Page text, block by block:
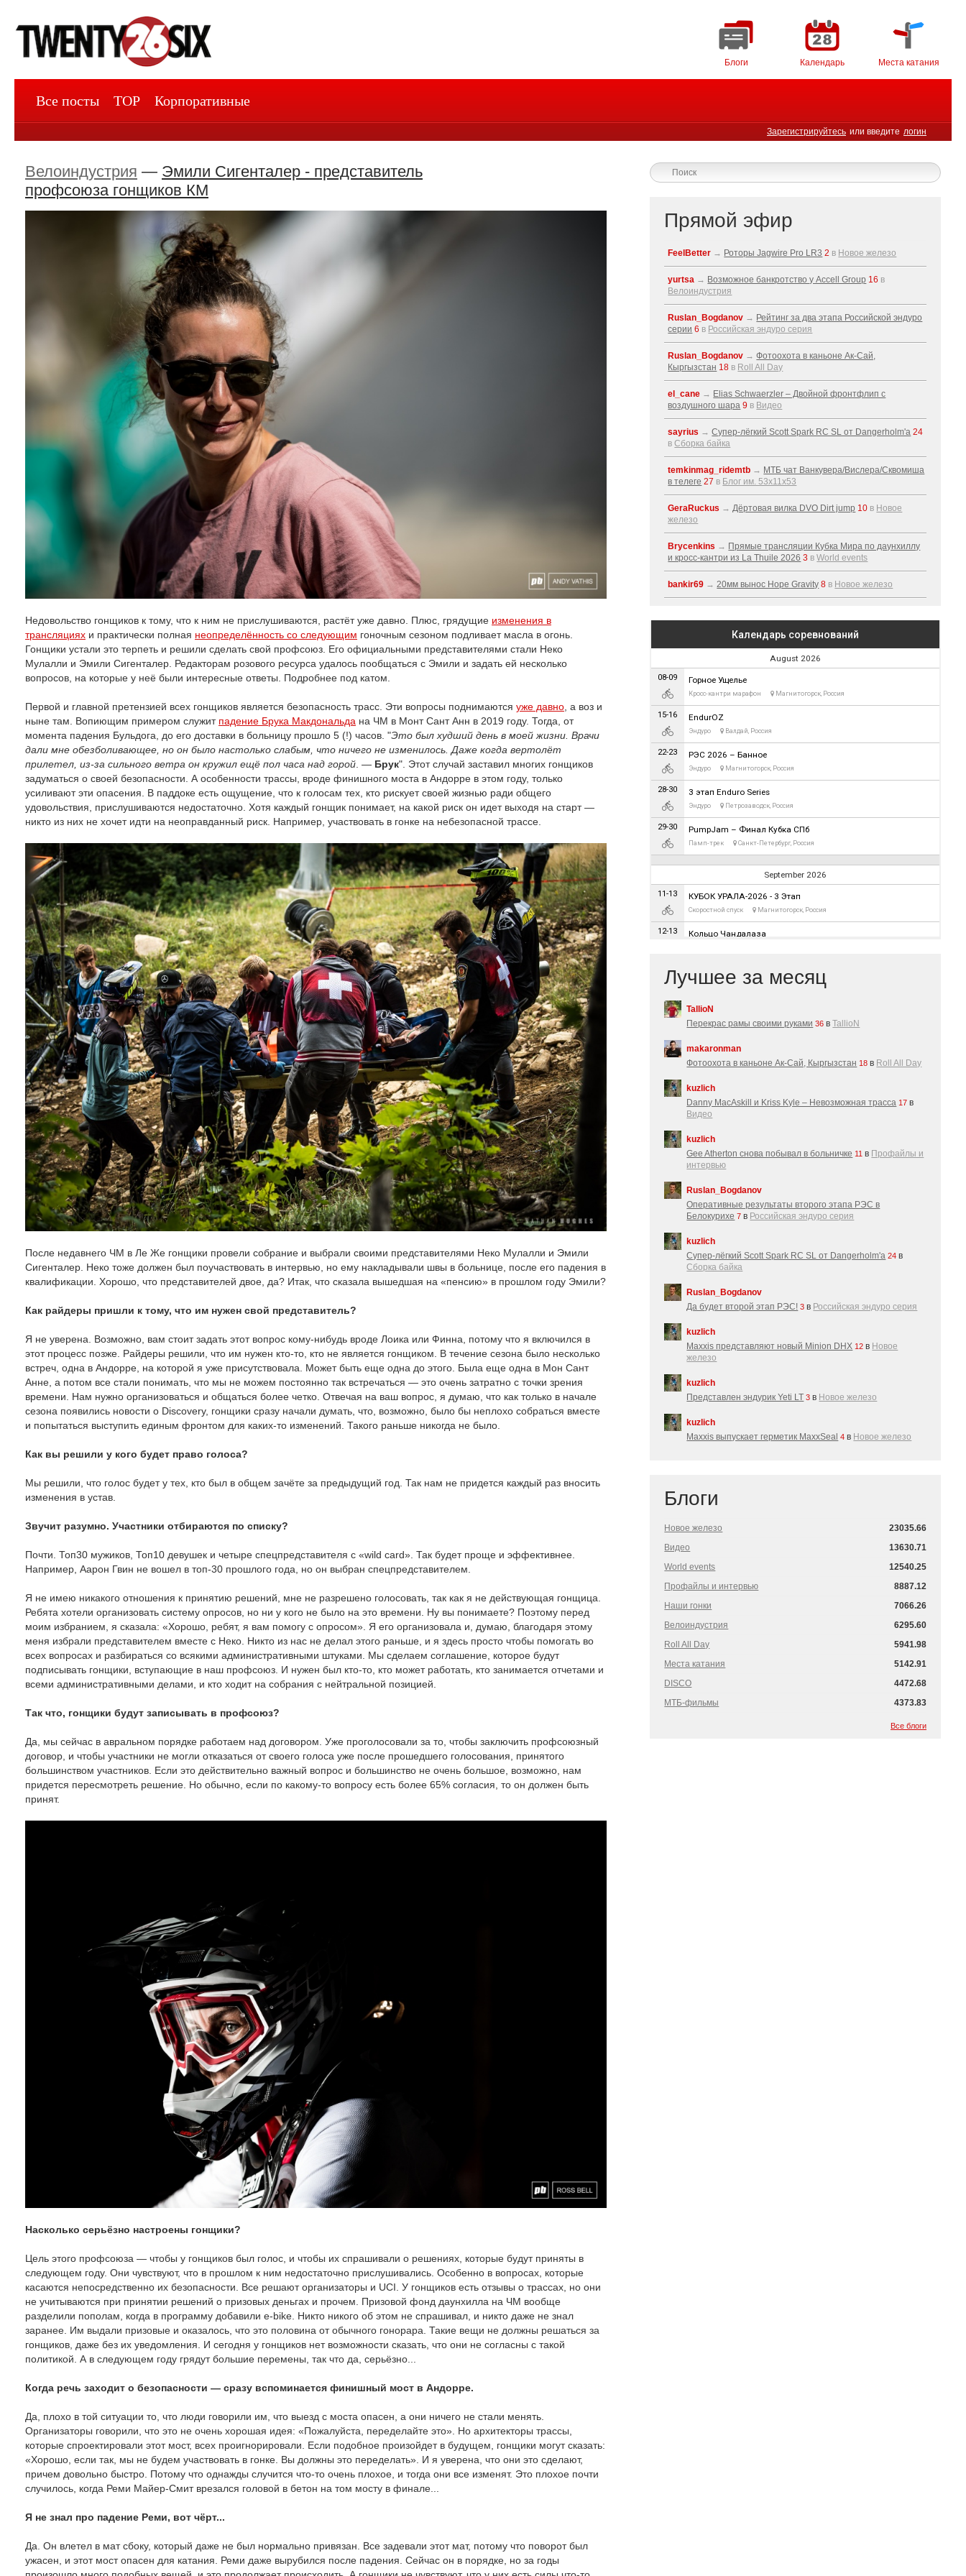
Блоги Календарь Места катания
Зарегистрируйтесь или введите логин
Все посты TOP Корпоративные
Велоиндустрия — Эмили Сигенталер - представитель
профсоюза гонщиков КМ
Недовольство гонщиков к тому, что к ним не прислушиваются, растёт уже давно. Плюс, грядущие изменения в
трансляциях и практически полная неопределённость со следующим гоночным сезоном подливает масла в огонь.
Гонщики устали это терпеть и решили сделать свой профсоюз. Его официальными представителями стали Неко
Мулалли и Эмили Сигенталер. Редакторам розового ресурса удалось пообщаться с Эмили и задать ей несколько
вопросов, на которые у неё были интересные ответы. Подробнее под катом.
Первой и главной претензией всех гонщиков является безопасность трасс. Эти вопросы поднимаются уже давно , а воз и
ныне там. Вопиющим примером служит падение Брука Макдональда на ЧМ в Монт Сант Анн в 2019 году. Тогда, от
момента падения Бульдога, до его доставки в больницу прошло 5 (!) часов. "Это был худший день в моей жизни. Врачи
дали мне обезболивающее, но он было настолько слабым, что ничего не изменилось. Даже когда вертолёт
прилетел, из-за сильного ветра он кружил ещё пол часа над горой . — Брук". Этот случай заставил многих гонщиков
задуматься о своей безопасности. А особенности трассы, вроде финишного моста в Андорре в этом году, только
усиливают эти опасения. В паддоке есть ощущение, что к голосам тех, кто рискует своей жизнью ради общего
удовольствия, прислушиваются недостаточно. Хотя каждый гонщик понимает, на какой риск он идет выходя на старт —
никто из них не хочет идти на неоправданный риск. Например, участвовать в гонке на небезопасной трассе.
После недавнего ЧМ в Ле Же гонщики провели собрание и выбрали своими представителями Неко Мулалли и Эмили
Сигенталер. Неко тоже должен был поучаствовать в интервью, но ему накладывали швы в больнице, после его падения в
квалификации. Хорошо, что представителей двое, да? Итак, что сказала вышедшая на «пенсию» в прошлом году Эмили?
Как райдеры пришли к тому, что им нужен свой представитель?
Я не уверена. Возможно, вам стоит задать этот вопрос кому-нибудь вроде Лоика или Финна, потому что я включился в
этот процесс позже. Райдеры решили, что им нужен кто-то, кто не является гонщиком. В течение сезона было несколько
встреч, одна в Андорре, на которой я уже присутствовала. Может быть еще одна до этого. Была еще одна в Мон Сант
Анне, а потом все стали понимать, что мы не можем постоянно так встречаться — это очень затратно с точки зрения
времени. Нам нужно организоваться и общаться более четко. Отвечая на ваш вопрос, я думаю, что как только в начале
сезона появились новости о Discovery, гонщики сразу начали думать, что, возможно, было бы неплохо собраться вместе
и попытаться выступить единым фронтом для каких-то изменений. Такого раньше никогда не было.
Как вы решили у кого будет право голоса?
Мы решили, что голос будет у тех, кто был в общем зачёте за предыдущий год. Так нам не придется каждый раз вносить
изменения в устав.
Звучит разумно. Участники отбираются по списку?
Почти. Топ30 мужиков, Топ10 девушек и четыре спецпредставителя с «wild card». Так будет проще и эффективнее.
Например, Аарон Гвин не вошел в топ-30 прошлого года, но он выбран спецпредставителем.
Я не имею никакого отношения к принятию решений, мне не разрешено голосовать, так как я не действующая гонщица.
Ребята хотели организовать систему опросов, но ни у кого не было на это времени. Ну вы понимаете? Поэтому перед
моим избранием, я сказала: «Хорошо, ребят, я вам помогу с опросом». Я его организовала и, думаю, благодаря этому
меня избрали представителем вместе с Неко. Никто из нас не делал этого раньше, и я здесь просто чтобы помогать во
всех вопросах и разбираться со всякими административными штуками. Мы сделаем соглашение, которое будут
подписывать гонщики, вступающие в наш профсоюз. И нужен был кто-то, кто может работать, кто занимается отчетами и
всеми административными делами, и кто ходит на собрания с нейтральной позицией.
Так что, гонщики будут записывать в профсоюз?
Да, мы сейчас в авральном порядке работаем над договором. Уже проголосовали за то, чтобы заключить профсоюзный
договор, и чтобы участники не могли отказаться от своего голоса уже после прошедшего голосования, принятого
большинством участников. Если это действительно важный вопрос и большинство не очень большое, возможно, нам
придется пересмотреть решение. Но обычно, если по какому-то вопросу есть более 65% согласия, то он должен быть
принят.
Насколько серьёзно настроены гонщики?
Цель этого профсоюза — чтобы у гонщиков был голос, и чтобы их спрашивали о решениях, которые будут приняты в
следующем году. Они чувствуют, что в прошлом к ним недостаточно прислушивались. Особенно в вопросах, которые
касаются непосредственно их безопасности. Все решают организаторы и UCI. У гонщиков есть отзывы о трассах, но они
не учитываются при принятии решений о призовых деньгах и прочем. Призовой фонд даунхилла на ЧМ вообще
разделили пополам, когда в программу добавили e-bike. Никто никого об этом не спрашивал, и никто даже не знал
заранее. Им выдали призовые и оказалось, что это половина от обычного гонорара. Такие вещи не должны решаться за
гонщиков, даже без их уведомления. И сегодня у гонщиков нет возможности сказать, что они не согласны с такой
политикой. А в следующем году грядут большие перемены, так что да, серьёзно...
Когда речь заходит о безопасности — сразу вспоминается финишный мост в Андорре.
Да, плохо в той ситуации то, что люди говорили им, что выезд с моста опасен, а они ничего не стали менять.
Организаторы говорили, что это не очень хорошая идея: «Пожалуйста, переделайте это». Но архитекторы трассы,
которые спроектировали этот мост, всех проигнорировали. Если подобное произойдет в будущем, гонщики могут сказать:
«Хорошо, если так, мы не будем участвовать в гонке. Вы должны это переделать». И я уверена, что они это сделают,
причем довольно быстро. Потому что однажды случится что-то очень плохое, и тогда они все изменят. Это плохое почти
случилось, когда Реми Майер-Смит врезался головой в бетон на том мосту в финале...
Я не знал про падение Реми, вот чёрт...
Да. Он влетел в мат сбоку, который даже не был нормально привязан. Все задевали этот мат, потому что поворот был
ужасен, и этот мост опасен для катания. Реми даже вырубился после падения. Сейчас он в порядке, но за годы
Прямой эфир
FeelBetter → Роторы Jagwire Pro LR3 2 в Новое железо
yurtsa → Возможное банкротство у Accell Group 16 в
Велоиндустрия
Ruslan_Bogdanov → Рейтинг за два этапа Российской эндуро
серии 6 в Российская эндуро серия
Ruslan_Bogdanov →Фотоохота в каньоне Ак-Cай,
Кыргызстан 18 в Roll All Day
el_cane → Elias Schwaerzler – Двойной фронтфлип с
воздушного шара 9 в Видео
sayrius →Супер-лёгкий Scott Spark RC SL от Dangerholm'a 24
вСборка байка
temkinmag_ridemtb → МТБ чат Ванкувера/Вислера/Сквомиша
в телеге 27 в Блог им. 53x11x53
GeraRuckus →Дёртовая вилка DVO Dirt jump 10 в Новое
железо
Brycenkins → Прямые трансляции Кубка Мира по даунхиллу
и кросс-кантри из La Thuile 2026 3 вWorld events
bankir69 →20мм вынос Hope Gravity 8 в Новое железо
Лучшее за месяц
TallioN
Перекрас рамы своими руками 36 вTallioN
makaronman
Фотоохота в каньоне Ак-Cай, Кыргызстан 18 в Roll All Day
kuzlich
Danny MacAskill и Kriss Kyle – Невозможная трасса 17 в
Видео
kuzlich
Gee Atherton снова побывал в больничке 11 в Профайлы и
интервью
Ruslan_Bogdanov
Оперативные результаты второго этапа РЭС в
Белокурихе 7 в Российская эндуро серия
kuzlich
Супер-лёгкий Scott Spark RC SL от Dangerholm'a 24 в
Сборка байка
Ruslan_Bogdanov
Да будет второй этап РЭС! 3 в Российская эндуро серия
kuzlich
Maxxis представляют новый Minion DHX 12 в Новое
железо
kuzlich
Представлен эндурик Yeti LT 3 в Новое железо
kuzlich
Maxxis выпускает герметик MaxxSeal 4 в Новое железо
Блоги
Новое железо
23035.66
Видео
13630.71
World events
12540.25
Профайлы и интервью
8887.12
Наши гонки
7066.26
Велоиндустрия
6295.60
Roll All Day
5941.98
Места катания
5142.91
DISCO
4472.68
МТБ-фильмы
4373.83
Все блоги